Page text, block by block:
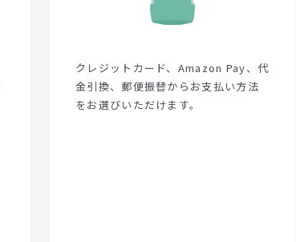
クレジットカード、Amazon Pay、代
金引換、郵便振替からお支払い方法
をお選びいただけます。